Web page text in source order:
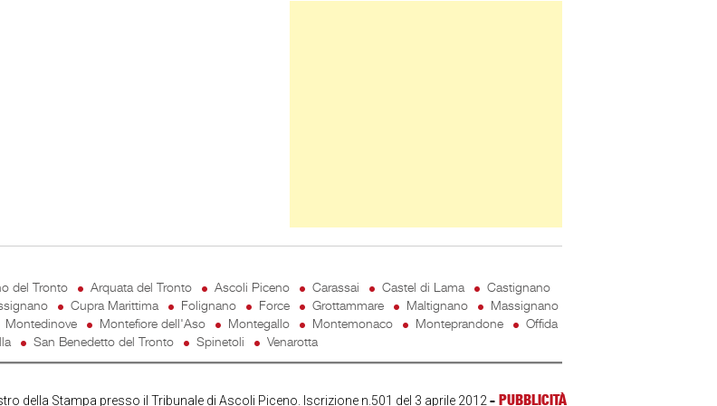
del Tronto Arquata del Tronto Ascoli Piceno Carassai Castel di Lama
Castignano
Cupra Marittima Folignano Force Grottammare Maltignano
Massignano
Montedinove Montefiore dell'Aso Montegallo Montemonaco Monteprandone
Offida
San Benedetto del Tronto Spinetoli Venarotta
della Stampa presso il Tribunale di Ascoli Piceno. Iscrizione n.501 del 3 aprile 2012- PUBBLICITÀ